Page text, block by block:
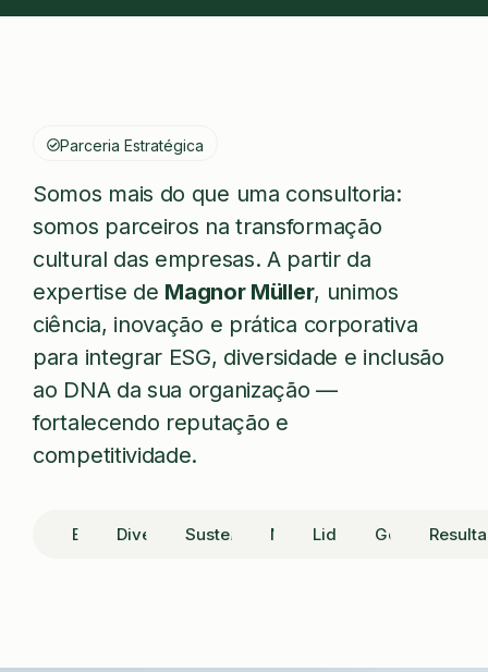
Parceria Estratégica
Somos mais do que uma consultoria:
somos parceiros na transformação
cultural das empresas. A partir da
expertise de Magnor Müller, unimos
ciência, inovação e prática corporativa
para integrar ESG, diversidade e inclusão
ao DNA da sua organização —
fortalecendo reputação e
competitividade.
ESG DiversidadeSustentabilidade
NR1 LiderançaGestão